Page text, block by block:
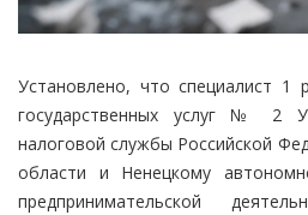
Установлено, что специалист 1
государственных услуг № 2
налоговой службы Российской
области и Ненецкому
предпринимательской